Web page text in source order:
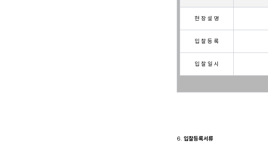
현 장 설 명
입 찰 등 록
입 찰 일 시
6. 입찰등록서류